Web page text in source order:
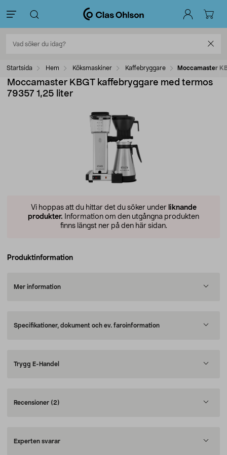
Startsida Hem Köksmaskiner Kaffebryggare Moccamaster
Moccamaster KBGT kaffebryggare med termos
79357 1,25 liter
Vi hoppas att du hittar det du söker under liknande
produkter. Information om den utgångna produkten
finns längst ner på den här sidan.
Produktinformation
Mer information
Specifikationer, dokument och ev. faroinformation
Trygg E-Handel
Recensioner (2)
Experten svarar